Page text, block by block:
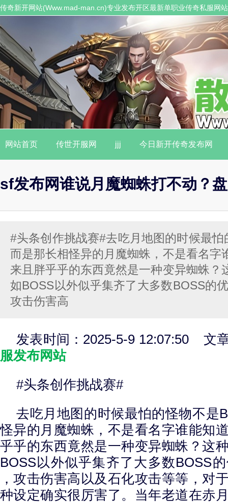
传奇新开网站(Www.mad-man.cn)专业发布开区最新单职业传奇私服网
网站首页 传世开服网 jjj 今日新开传奇发布网
sf发布网谁说月魔蜘蛛打不动？
#头条创作挑战赛#去吃月地图的时候最
而是那长相怪异的月魔蜘蛛，不是看名字
来且胖乎乎的东西竟然是一种变异蜘蛛？
如BOSS以外似乎集齐了大多数BOSS的
攻击伤害高
发表时间：2025-5-9 12:07:50 文
服发布网站
#头条创作挑战赛#
去吃月地图的时候最怕的怪物不是
怪异的月魔蜘蛛，不是看名字谁能知
乎乎的东西竟然是一种变异蜘蛛？这
BOSS以外似乎集齐了大多数BOSS
，攻击伤害高以及石化攻击等等，对
种设定确实很厉害了。当年老道在赤